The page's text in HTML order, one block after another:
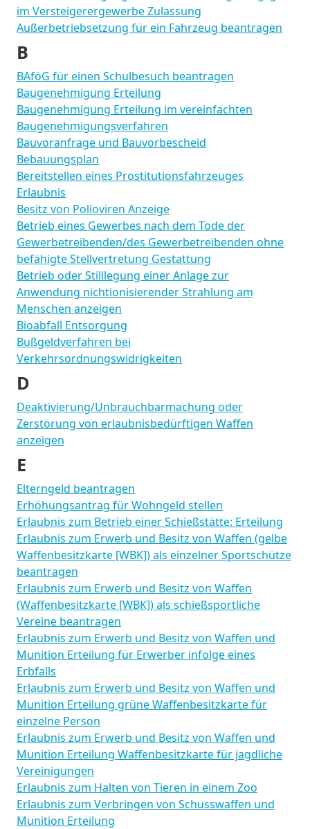
im Versteigerergewerbe Zulassung
Außerbetriebsetzung für ein Fahrzeug beantragen
B
BAföG für einen Schulbesuch beantragen
Baugenehmigung Erteilung
Baugenehmigung Erteilung im vereinfachten
Baugenehmigungsverfahren
Bauvoranfrage und Bauvorbescheid
Bebauungsplan
Bereitstellen eines Prostitutionsfahrzeuges
Erlaubnis
Besitz von Polioviren Anzeige
Betrieb eines Gewerbes nach dem Tode der
Gewerbetreibenden/des Gewerbetreibenden ohne
befähigte Stellvertretung Gestattung
Betrieb oder Stilllegung einer Anlage zur
Anwendung nichtionisierender Strahlung am
Menschen anzeigen
Bioabfall Entsorgung
Bußgeldverfahren bei
Verkehrsordnungswidrigkeiten
D
Deaktivierung/Unbrauchbarmachung oder
Zerstörung von erlaubnisbedürftigen Waffen
anzeigen
E
Elterngeld beantragen
Erhöhungsantrag für Wohngeld stellen
Erlaubnis zum Betrieb einer Schießstätte: Erteilung
Erlaubnis zum Erwerb und Besitz von Waffen (gelbe
Waffenbesitzkarte [WBK]) als einzelner Sportschütze
beantragen
Erlaubnis zum Erwerb und Besitz von Waffen
(Waffenbesitzkarte [WBK]) als schießsportliche
Vereine beantragen
Erlaubnis zum Erwerb und Besitz von Waffen und
Munition Erteilung für Erwerber infolge eines
Erbfalls
Erlaubnis zum Erwerb und Besitz von Waffen und
Munition Erteilung grüne Waffenbesitzkarte für
einzelne Person
Erlaubnis zum Erwerb und Besitz von Waffen und
Munition Erteilung Waffenbesitzkarte für jagdliche
Vereinigungen
Erlaubnis zum Halten von Tieren in einem Zoo
Erlaubnis zum Verbringen von Schusswaffen und
Munition Erteilung